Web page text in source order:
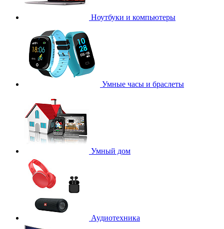
Ноутбуки и компьютеры
Умные часы и браслеты
Умный дом
Аудиотехника